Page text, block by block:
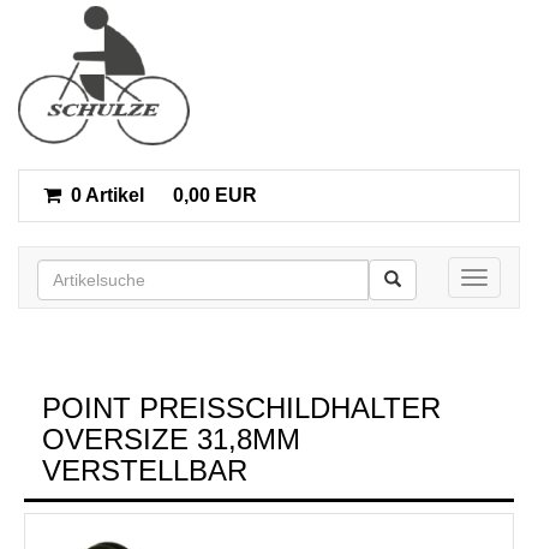
0 Artikel 0,00 EUR
Toggle
POINT PREISSCHILDHALTER
OVERSIZE 31,8MM
VERSTELLBAR